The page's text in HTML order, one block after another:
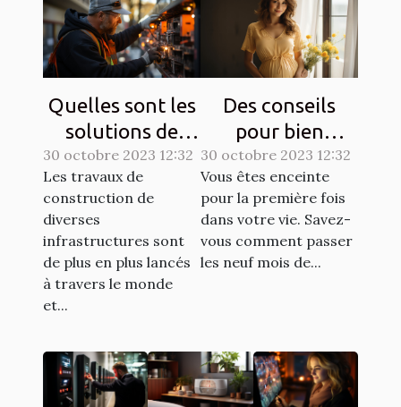
Quelles sont les
solutions de
sécurisation
d’un chantier ?
30 octobre 2023 12:32
Les travaux de
construction de
diverses
infrastructures sont
de plus en plus lancés
à travers le monde
et...
Des conseils
pour bien
entretenir une
grossesse ?
30 octobre 2023 12:32
Vous êtes enceinte
pour la première fois
dans votre vie. Savez-
vous comment passer
les neuf mois de...